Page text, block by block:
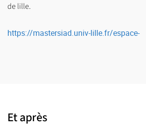
de lille.
https://mastersiad.univ-lille.fr/espace-
Et après